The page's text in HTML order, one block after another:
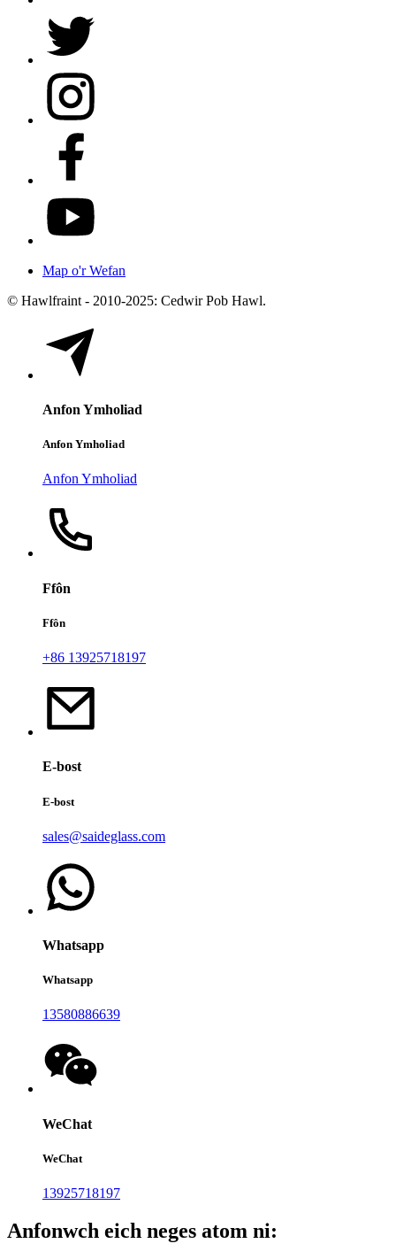
Map o'r Wefan
© Hawlfraint - 2010-2025: Cedwir Pob Hawl.
Anfon Ymholiad
Anfon Ymholiad
Anfon Ymholiad
Ffôn
Ffôn
+86 13925718197
E-bost
E-bost
sales@saideglass.com
Whatsapp
Whatsapp
13580886639
WeChat
WeChat
13925718197
Anfonwch eich neges atom ni: